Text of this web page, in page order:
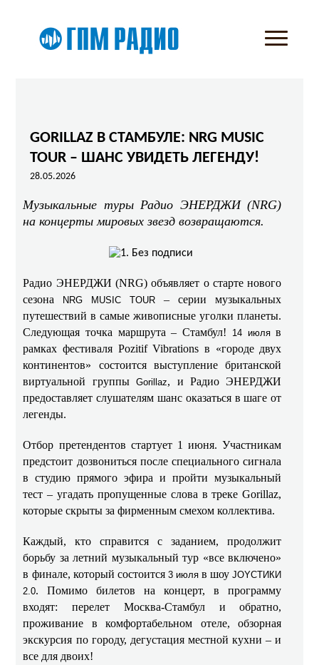
GORILLAZ В СТАМБУЛЕ: NRG MUSIC
TOUR – ШАНС УВИДЕТЬ ЛЕГЕНДУ!
28.05.2026
Музыкальные туры Радио ЭНЕРДЖИ (NRG)
на концерты мировых звезд возвращаются.
Радио ЭНЕРДЖИ (NRG) объявляет о старте нового
сезона
NRG MUSIC TOUR – серии музыкальных
путешествий в самые живописные уголки планеты.
Следующая точка маршрута – Стамбул!
14 июляв
рамках фестиваля Pozitif Vibrations в «городе двух
континентов» состоится выступление британской
виртуальной группыGorillaz, и Радио ЭНЕРДЖИ
предоставляет слушателям шанс оказаться в шаге от
легенды.
Отбор претендентов стартует 1 июня. Участникам
предстоит дозвониться после специального сигнала
в студию прямого эфира и пройти музыкальный
тест – угадать пропущенные слова в треке Gorillaz,
которые скрыты за фирменным смехом коллектива.
Каждый, кто справится с заданием, продолжит
борьбу за летний музыкальный тур «все включено»
в финале, который состоится 3 июляв шоуJOYСТИКИ
2.0. Помимо билетов на концерт, в программу
входят: перелет Москва-Стамбул и обратно,
проживание в комфортабельном отеле, обзорная
экскурсия по городу, дегустация местной кухни – и
все для двоих!